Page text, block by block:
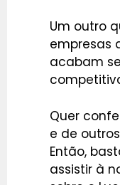
Um outro
empresas
acabam
Quer
e de
Então,
assistir à